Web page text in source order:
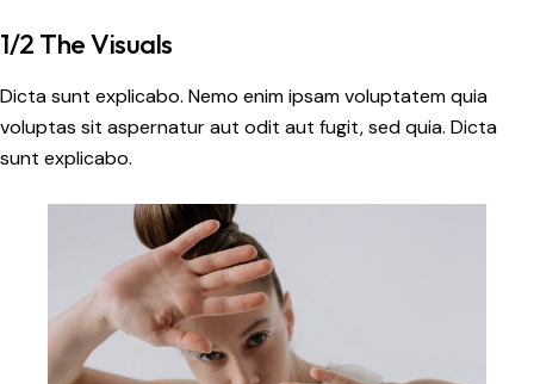
1/2 The Visuals
Dicta sunt explicabo. Nemo enim ipsam voluptatem quia
voluptas sit aspernatur aut odit aut fugit, sed quia. Dicta
sunt explicabo.